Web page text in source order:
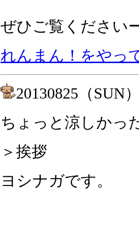
ぜひご覧ください
れんまん！をやっ
20130825（SUN
ちょっと涼しかっ
＞挨拶
ヨシナガです。